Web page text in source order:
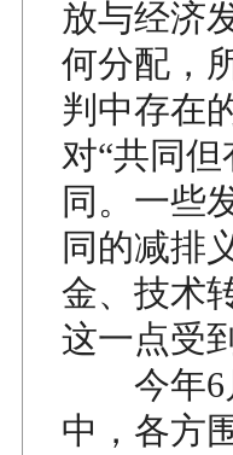
放与经济
何分配，
判中存在
对“共同
同。一些
同的减排
金、技术
这一点受
今年6月
中，各方